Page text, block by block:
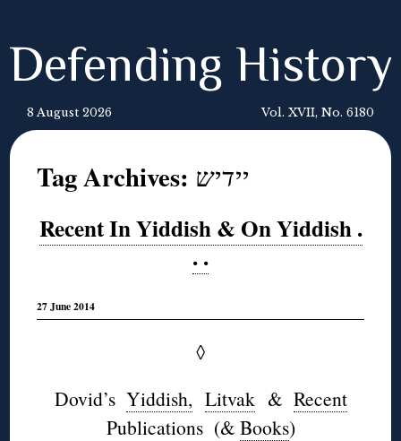
Defending History
8 August 2026 Vol. XVII, No. 6180
Tag Archives: יידיש
Recent In Yiddish & On Yiddish .
. .
27 June 2014
◊
Dovid’s Yiddish, Litvak & Recent
Publications (& Books)